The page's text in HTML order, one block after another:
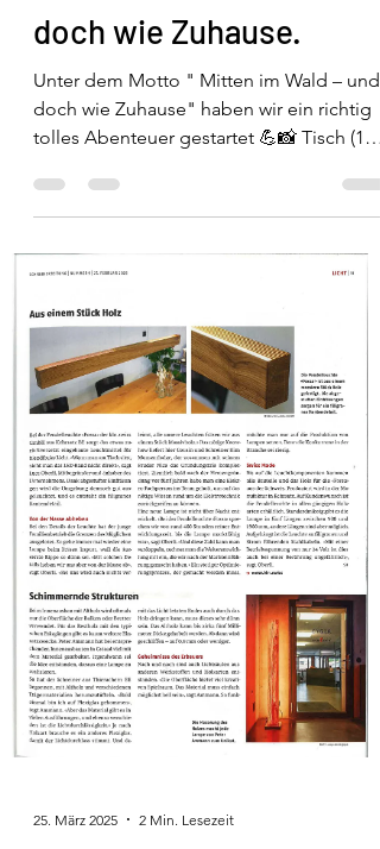
doch wie Zuhause.
Unter dem Motto " Mitten im Wald – und
doch wie Zuhause" haben wir ein richtig
tolles Abenteuer gestartet 💪📸 Tisch (150
25. März 2025 2 Min. Lesezeit